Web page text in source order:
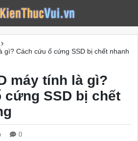
›
gì? Cách cứu ổ cứng SSD bị chết nhanh
máy tính là gì?
cứng SSD bị chết
0